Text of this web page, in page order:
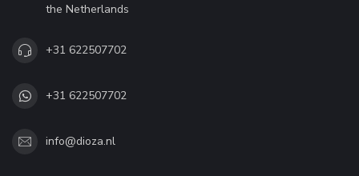
the Netherlands
+31 622507702
+31 622507702
info@dioza.nl